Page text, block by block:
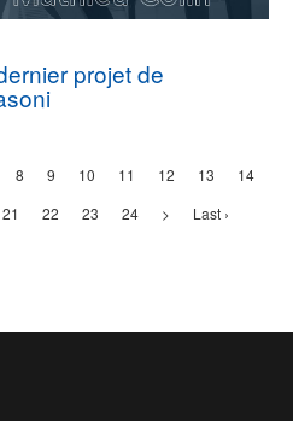
projet de
8 9 10 11 12 13
14
21 22 23 24 > Last ›